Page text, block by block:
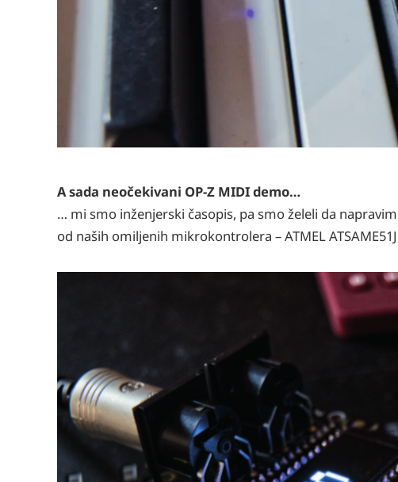
A sada neočekivani OP-Z MIDI demo…
… mi smo inženjerski časopis, pa smo želeli da
od naših omiljenih mikrokontrolera – ATMEL